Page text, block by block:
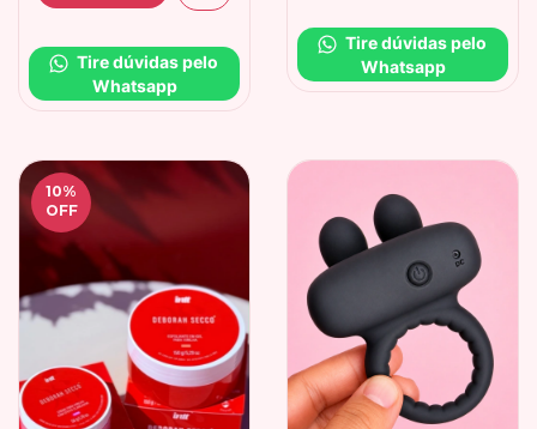
Tire dúvidas pelo
Whatsapp
Tire dúvidas pelo
Whatsapp
10%
OFF